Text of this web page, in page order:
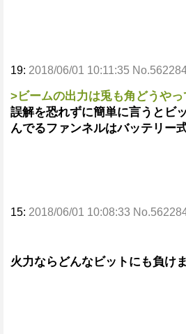
19: 2018/06/01 10:11:35
>ビームの出力は兎も角どうや
誤解を恐れずに簡単に言うとビ
んでるファンネルはバッテリー
15: 2018/06/01 10:08:33
火力ならどんなビットにも負け